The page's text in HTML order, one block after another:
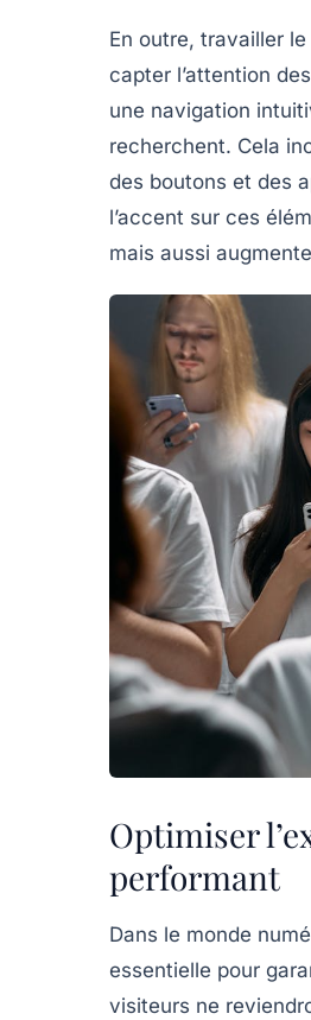
En outre, travailler le
capter l’attention
une navigation
recherchent. Cela
des boutons et des
l’accent sur ces
mais aussi
Optimiser
performant
Dans le monde
essentielle pour
visiteurs ne